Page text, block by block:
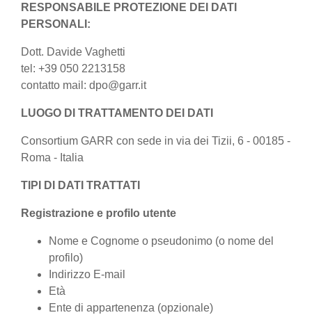
RESPONSABILE PROTEZIONE DEI DATI
PERSONALI:
Dott. Davide Vaghetti
tel: +39 050 2213158
contatto mail: dpo@garr.it
LUOGO DI TRATTAMENTO DEI DATI
Consortium GARR con sede in via dei Tizii, 6 - 00185 -
Roma - Italia
TIPI DI DATI TRATTATI
Registrazione e profilo utente
Nome e Cognome o pseudonimo (o nome del
profilo)
Indirizzo E-mail
Età
Ente di appartenenza (opzionale)